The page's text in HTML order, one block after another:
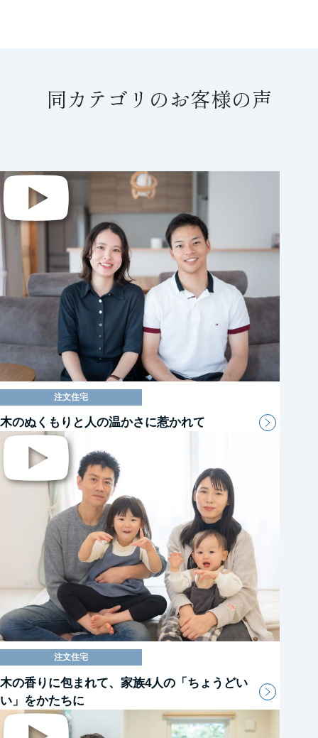
同カテゴリのお客様の声
注文住宅
木のぬくもりと人の温かさに惹かれて
注文住宅
木の香りに包まれて、家族4人の「ちょうどい
い」をかたちに